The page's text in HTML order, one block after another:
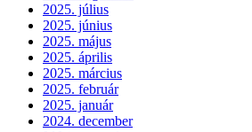
2025. július
2025. június
2025. május
2025. április
2025. március
2025. február
2025. január
2024. december